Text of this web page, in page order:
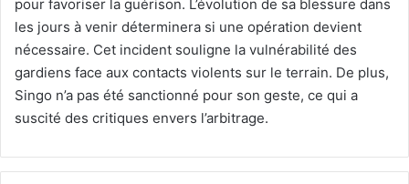
pour favoriser la guérison. L’évolution de sa blessure dans
les jours à venir déterminera si une opération devient
nécessaire. Cet incident souligne la vulnérabilité des
gardiens face aux contacts violents sur le terrain. De plus,
Singo n’a pas été sanctionné pour son geste, ce qui a
suscité des critiques envers l’arbitrage.